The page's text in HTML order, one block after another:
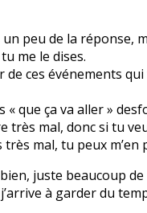
un peu de la réponse,
me le dises.
de ces événements
« que ça va aller »
très mal, donc si tu
mal, tu peux m’en
juste beaucoup
à garder du